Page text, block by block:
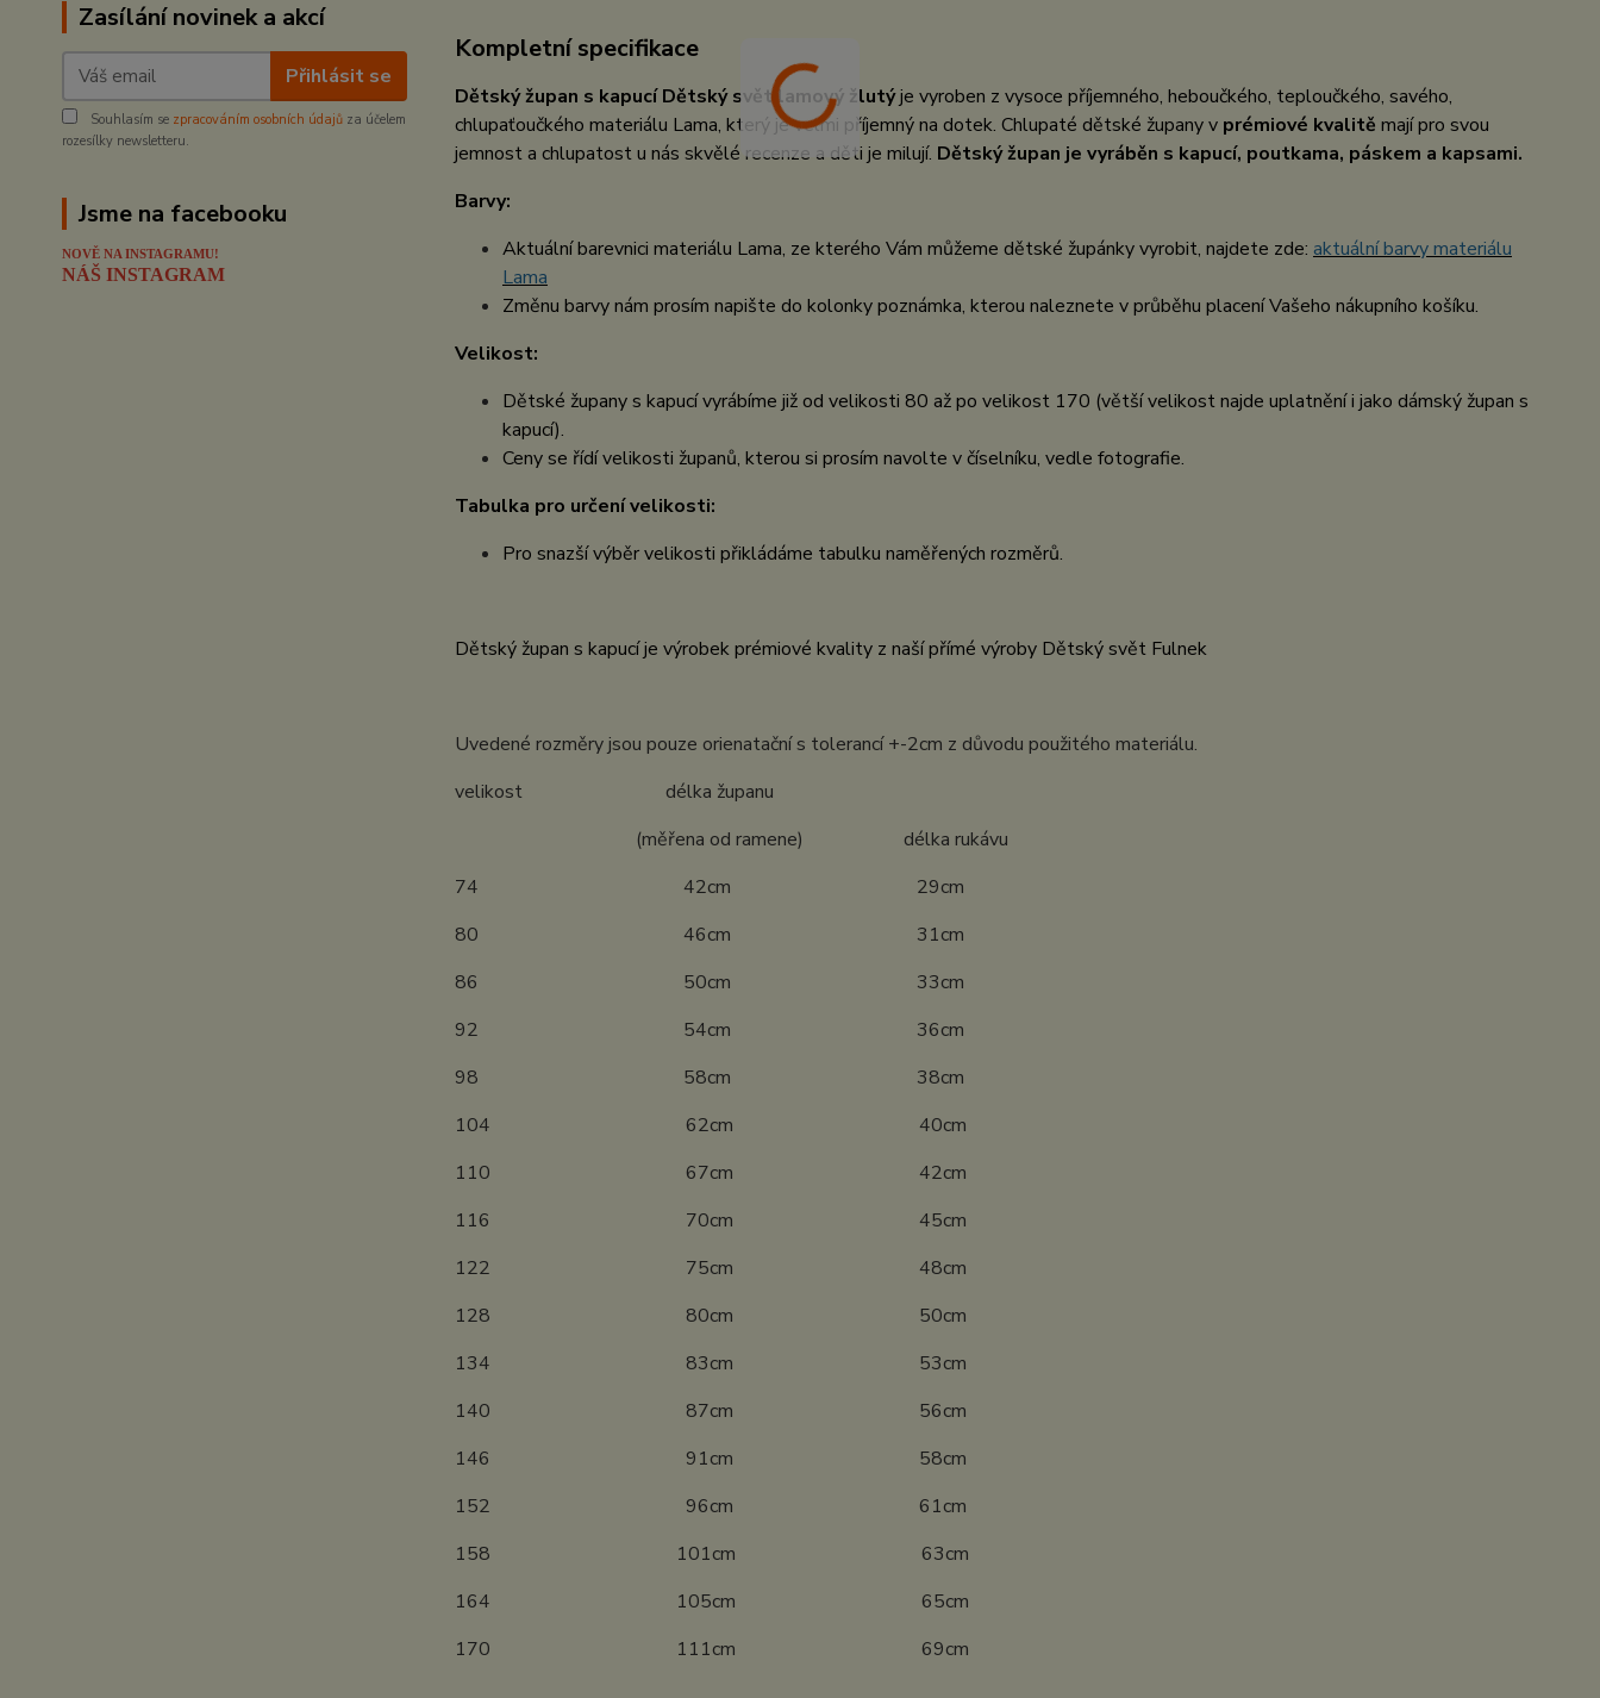
Zasílání novinek a akcí
Přihlásit se
Souhlasím se zpracováním osobních údajů za účelem
rozesílky newsletteru.
Jsme na facebooku
NOVĚ NA INSTAGRAMU!
NÁŠ INSTAGRAM
Kompletní specifikace
Dětský župan s kapucí Dětský svět lamový žlutýje vyroben z vysoce příjemného, heboučkého, teploučkého, savého,
chlupaťoučkého materiálu Lama, který je velmi příjemný na dotek. Chlupaté dětské župany v prémiové kvalitě mají pro svou
jemnost a chlupatost u nás skvělé recenze a děti je milují. Dětský župan je vyráběn s kapucí, poutkama, páskem a kapsami.
Barvy:
Aktuální barevnici materiálu Lama, ze kterého Vám můžeme dětské župánky vyrobit, najdete zde: aktuální barvy materiálu
Lama
Změnu barvy nám prosím napište do kolonky poznámka, kterou naleznete v průběhu placení Vašeho nákupního košíku.
Velikost:
Dětské župany s kapucí vyrábíme již od velikosti 80 až po velikost 170 (větší velikost najde uplatnění i jako dámský župan s
kapucí).
Ceny se řídí velikosti županů, kterou si prosím navolte v číselníku, vedle fotografie.
Tabulka pro určení velikosti:
Pro snazší výběr velikosti přikládáme tabulku naměřených rozměrů.
Dětský župan s kapucí je výrobek prémiové kvality z naší přímé výroby Dětský svět Fulnek
Uvedené rozměry jsou pouze orienatační s tolerancí +-2cm z důvodu použitého materiálu.
velikost délka županu
(měřena od ramene) délka rukávu
74 42cm 29cm
80 46cm 31cm
86 50cm 33cm
92 54cm 36cm
98 58cm 38cm
104 62cm 40cm
110 67cm 42cm
116 70cm 45cm
122 75cm 48cm
128 80cm 50cm
134 83cm 53cm
140 87cm 56cm
146 91cm 58cm
152 96cm 61cm
158 101cm 63cm
164 105cm 65cm
170 111cm 69cm